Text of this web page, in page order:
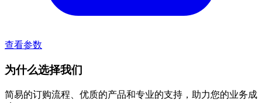
查看参数
为什么选择我们
简易的订购流程、优质的产品和专业的支持，助力您的业务成